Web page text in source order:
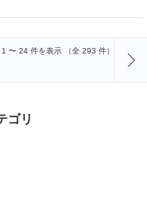
1 〜 24 件を表示 （全 293 件）
ゴリ